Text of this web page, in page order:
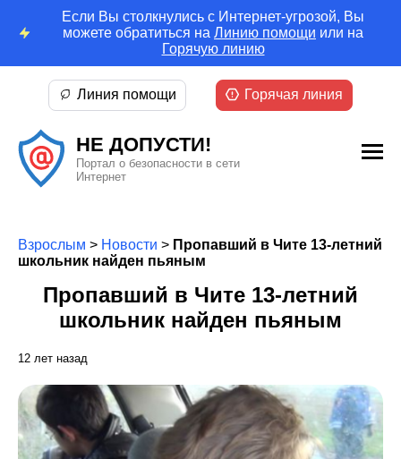
Если Вы столкнулись с Интернет-угрозой, Вы
можете обратиться на Линию помощи или на
Горячую линию
НЕ ДОПУСТИ!
Портал о безопасности в сети
Интернет
Линия помощи Горячая линия
Взрослым > Новости > Пропавший в Чите 13-летний
школьник найден пьяным
Пропавший в Чите 13-летний
школьник найден пьяным
12 лет назад